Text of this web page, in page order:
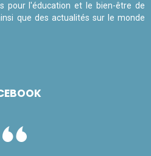
pour l'éducation et le bien-être de
que des actualités sur le monde